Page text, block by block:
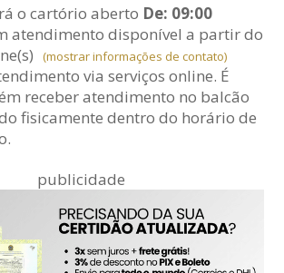
o cartório aberto De: 09:00
atendimento disponível a partir do
(mostrar informações de contato)
via serviços online. É
receber atendimento no balcão
fisicamente dentro do horário de
publicidade